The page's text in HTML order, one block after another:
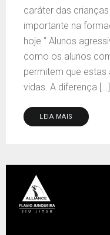
caráter das
importante na
hoje “ Alunos
como os alunos
permitem que
vidas. A diferença […]
LEIA MAIS